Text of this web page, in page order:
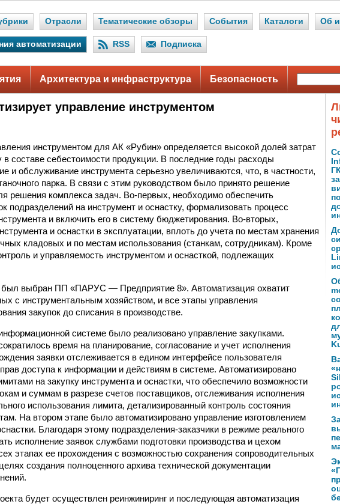
Отрасли Тематические обзоры События Каталоги Об
автоматизации RSS Подписка
Архитектура и инфраструктура Безопасность
управление инструментом
инструментом для АК «Рубин» определяется высокой долей затрат
в составе себестоимости продукции. В последние годы расходы
и обслуживание инструмента серьезно увеличиваются, что, в частности,
парка. В связи с этим руководством было принято решение
решения комплекса задач. Во-первых, необходимо обеспечить
подразделений на инструмент и оснастку, формализовать процесс
и включить его в систему бюджетирования. Во-вторых,
и оснастки в эксплуатации, вплоть до учета по местам хранения
кладовых и по местам использования (станкам, сотрудникам). Кроме
и управляемость инструментом и оснасткой, подлежащих
выбран ПП «ПАРУС — Предприятие 8». Автоматизация охватит
с инструментальным хозяйством, и все этапы управления
закупок до списания в производстве.
системе было реализовано управление закупками.
время на планирование, согласование и учет исполнения
заявки отслеживается в едином интерфейсе пользователя
доступа к информации и действиям в системе. Автоматизировано
на закупку инструмента и оснастки, что обеспечило возможности
и суммам в разрезе счетов поставщиков, отслеживания исполнения
использования лимита, детализированный контроль состояния
На втором этапе было автоматизировано управление изготовлением
Благодаря этому подразделения-заказчики в режиме реального
исполнение заявок службами подготовки производства и цехом
этапах ее прохождения с возможностью сохранения сопроводительных
создания полноценного архива технической документации
будет осуществлен реинжиниринг и последующая автоматизация